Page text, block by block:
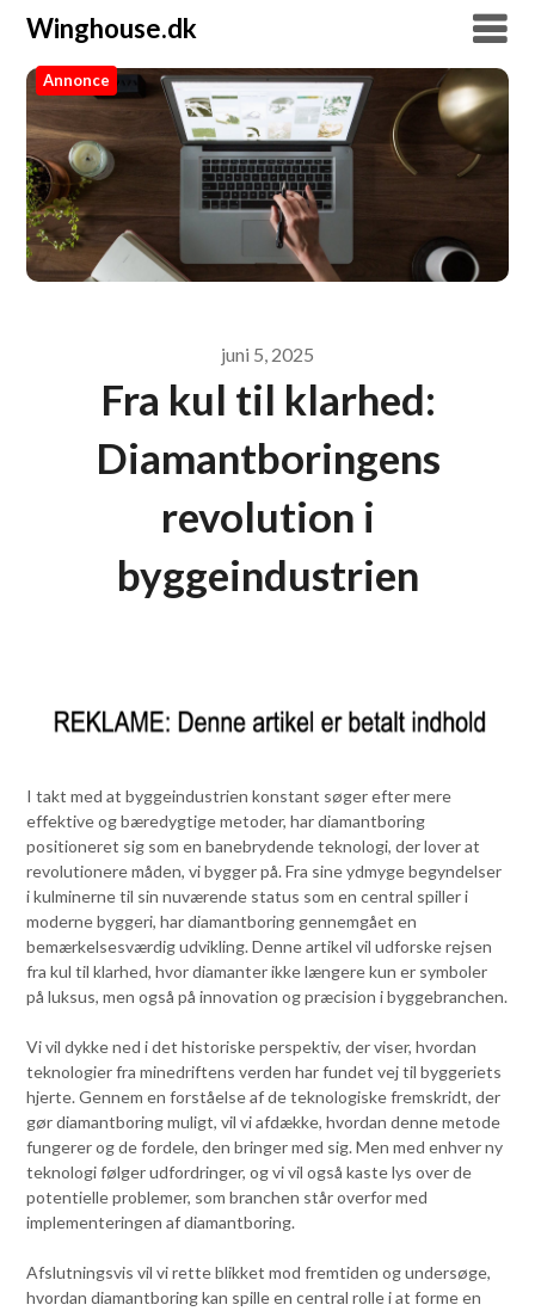
Winghouse.dk
Winghouse.dk
Annonce
juni 5, 2025
Fra kul til klarhed:
Diamantboringens
revolution i
byggeindustrien
I takt med at byggeindustrien konstant søger efter mere
effektive og bæredygtige metoder, har diamantboring
positioneret sig som en banebrydende teknologi, der lover at
revolutionere måden, vi bygger på. Fra sine ydmyge begyndelser
i kulminerne til sin nuværende status som en central spiller i
moderne byggeri, har diamantboring gennemgået en
bemærkelsesværdig udvikling. Denne artikel vil udforske rejsen
fra kul til klarhed, hvor diamanter ikke længere kun er symboler
på luksus, men også på innovation og præcision i byggebranchen.
Vi vil dykke ned i det historiske perspektiv, der viser, hvordan
teknologier fra minedriftens verden har fundet vej til byggeriets
hjerte. Gennem en forståelse af de teknologiske fremskridt, der
gør diamantboring muligt, vil vi afdække, hvordan denne metode
fungerer og de fordele, den bringer med sig. Men med enhver ny
teknologi følger udfordringer, og vi vil også kaste lys over de
potentielle problemer, som branchen står overfor med
implementeringen af diamantboring.
Afslutningsvis vil vi rette blikket mod fremtiden og undersøge,
hvordan diamantboring kan spille en central rolle i at forme en